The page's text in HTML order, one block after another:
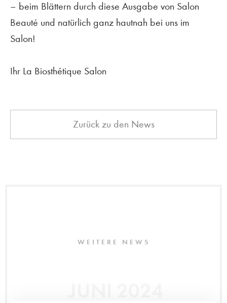
– beim Blättern durch diese Ausgabe von Salon
Beauté und natürlich ganz hautnah bei uns im
Salon!
Ihr La Biosthétique Salon
Zurück zu den News
WEITERE NEWS